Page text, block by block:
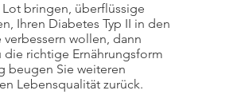
bringen, überflüssige
Ihren Diabetes Typ II in den
wollen, dann
die richtige Ernährungsform
beugen Sie weiteren
Lebensqualität zurück.